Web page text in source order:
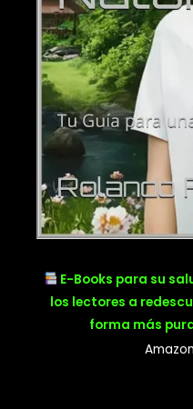
E-Books para su
los lectores a
forma más